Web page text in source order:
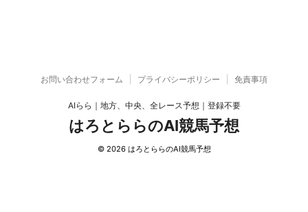
お問い合わせフォーム プライバシーポリシー 免責事項
AIらら｜地方、中央、全レース予想｜登録不要
はろとららのAI競馬予想
© 2026 はろとららのAI競馬予想